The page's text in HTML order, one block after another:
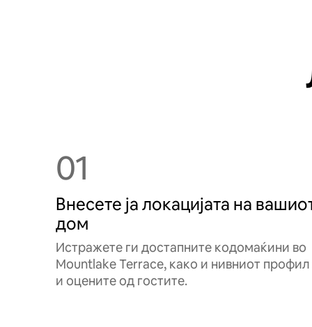
01
Внесете ја локацијата на
дом
Истражете ги достапните кодомаќини во
Mountlake Terrace, како и нивниот профил
и оцените од гостите.